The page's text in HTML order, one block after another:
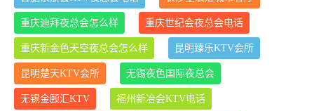
重庆迪拜夜总会怎么样 重庆世纪会夜总会电话
重庆新金色天空夜总会怎么样 昆明臻乐KTV会所
昆明楚天KTV会所 无锡夜色国际夜总会
无锡金颐汇KTV 福州新冶会KTV电话